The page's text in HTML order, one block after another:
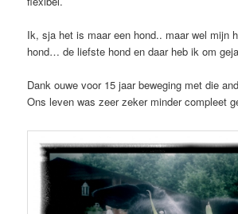
Ik, sja het is maar een hond.. maar wel mijn
hond… de liefste hond en daar heb ik om
Dank ouwe voor 15 jaar beweging met die
Ons leven was zeer zeker minder compleet